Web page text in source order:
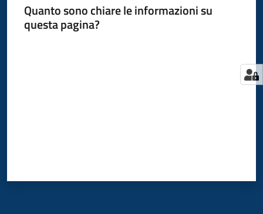
Quanto sono chiare le informazioni su
questa pagina?